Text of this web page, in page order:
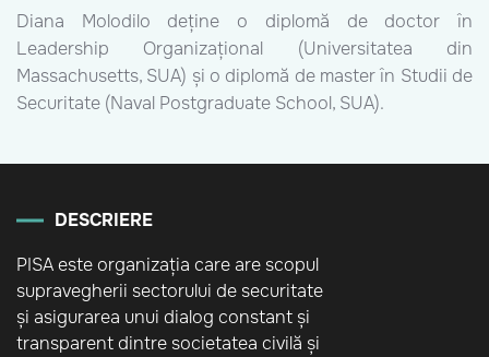
Diana Molodilo deține o diplomă de doctor în
Leadership Organizațional (Universitatea din
Massachusetts, SUA) și o diplomă de master în Studii de
Securitate (Naval Postgraduate School, SUA).
DESCRIERE
PISA este organizația care are scopul
supravegherii sectorului de securitate
și asigurarea unui dialog constant și
transparent dintre societatea civilă și